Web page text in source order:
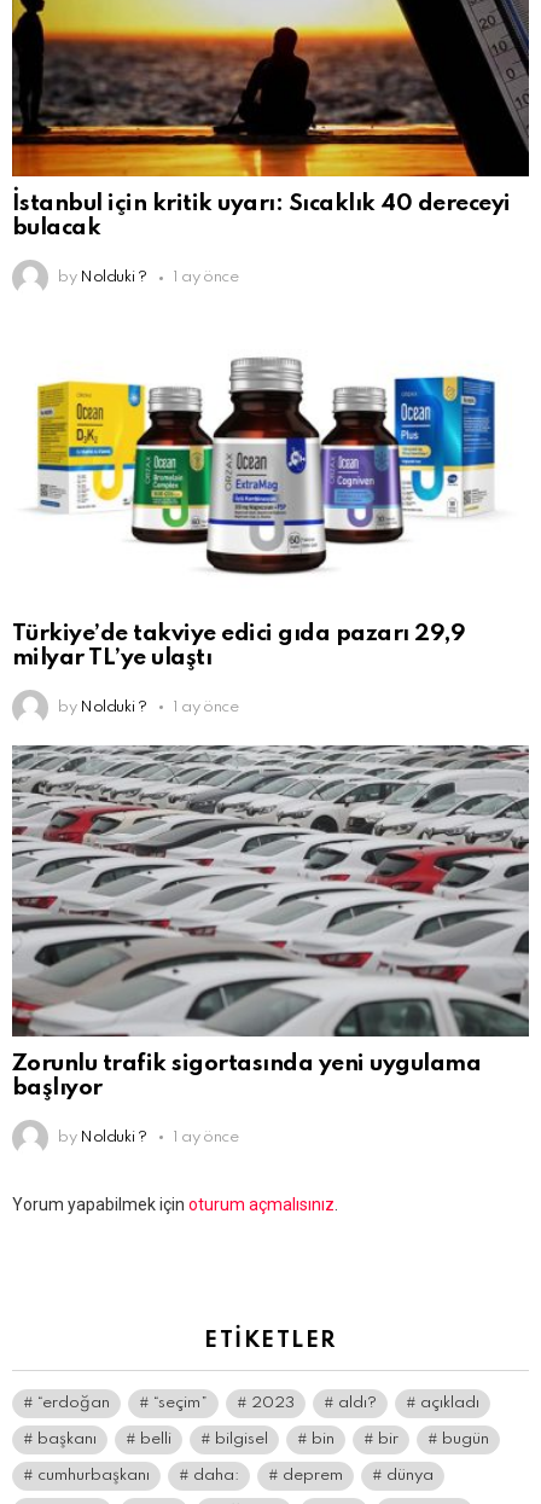
İstanbul için kritik uyarı: Sıcaklık 40 dereceyi
bulacak
by Nolduki ? 1 ay önce
Türkiye’de takviye edici gıda pazarı 29,9
milyar TL’ye ulaştı
by Nolduki ? 1 ay önce
Zorunlu trafik sigortasında yeni uygulama
başlıyor
by Nolduki ? 1 ay önce
Bir
Yorum yapabilmek için oturum açmalısınız
ETIKETLER
“erdoğan “seçim” 2023 aldı? açıkladı
başkanı belli bilgisel bin bir bugün
cumhurbaşkanı daha: deprem dünya